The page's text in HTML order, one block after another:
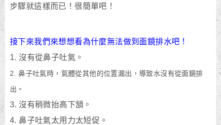
步驟就這樣而已！很簡單吧！
接下來我們來想想看為什麼無法做到面鏡排水吧！
1. 沒有從鼻子吐氣。
2. 鼻子吐氣時，氣體從其他的位置漏出，導致水沒有從面鏡排
出。
3. 沒有稍微抬高下頷。
4. 鼻子吐氣太用力太短促。